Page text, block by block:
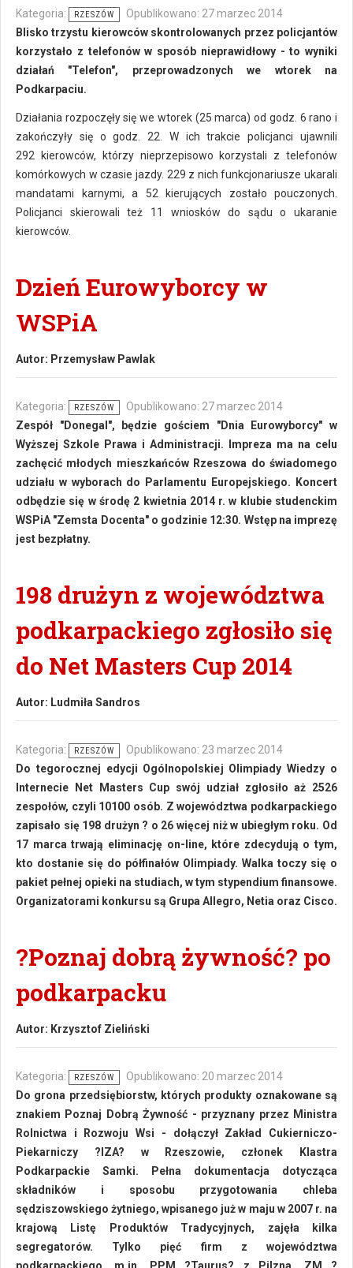
Kategoria: RZESZÓW
Opublikowano: 27 marzec 2014
Blisko trzystu kierowców skontrolowanych przez policjantów
korzystało z telefonów w sposób nieprawidłowy - to wyniki
działań "Telefon", przeprowadzonych we wtorek na
Podkarpaciu.
Działania rozpoczęły się we wtorek (25 marca) od godz. 6 rano i
zakończyły się o godz. 22. W ich trakcie policjanci ujawnili
292 kierowców, którzy nieprzepisowo korzystali z telefonów
komórkowych w czasie jazdy. 229 z nich funkcjonariusze ukarali
mandatami karnymi, a 52 kierujących zostało pouczonych.
Policjanci skierowali też 11 wniosków do sądu o ukaranie
kierowców.
Dzień Eurowyborcy w
WSPiA
Autor: Przemysław Pawlak
Kategoria: RZESZÓW
Opublikowano: 27 marzec 2014
Zespół "Donegal", będzie gościem "Dnia Eurowyborcy" w
Wyższej Szkole Prawa i Administracji. Impreza ma na celu
zachęcić młodych mieszkańców Rzeszowa do świadomego
udziału w wyborach do Parlamentu Europejskiego. Koncert
odbędzie się w środę 2 kwietnia 2014 r. w klubie studenckim
WSPiA "Zemsta Docenta" o godzinie 12:30. Wstęp na imprezę
jest bezpłatny.
198 drużyn z województwa
podkarpackiego zgłosiło się
do Net Masters Cup 2014
Autor: Ludmiła Sandros
Kategoria: RZESZÓW
Opublikowano: 23 marzec 2014
Do tegorocznej edycji Ogólnopolskiej Olimpiady Wiedzy o
Internecie Net Masters Cup swój udział zgłosiło aż 2526
zespołów, czyli 10100 osób. Z województwa podkarpackiego
zapisało się 198 drużyn ? o 26 więcej niż w ubiegłym roku. Od
17 marca trwają eliminację on-line, które zdecydują o tym,
kto dostanie się do półfinałów Olimpiady. Walka toczy się o
pakiet pełnej opieki na studiach, w tym stypendium finansowe.
Organizatorami konkursu są Grupa Allegro, Netia oraz Cisco.
?Poznaj dobrą żywność? po
podkarpacku
Autor: Krzysztof Zieliński
Kategoria: RZESZÓW
Opublikowano: 20 marzec 2014
Do grona przedsiębiorstw, których produkty oznakowane są
znakiem Poznaj Dobrą Żywność - przyznany przez Ministra
Rolnictwa i Rozwoju Wsi - dołączył Zakład Cukierniczo-
Piekarniczy ?IZA? w Rzeszowie, członek Klastra
Podkarpackie Samki. Pełna dokumentacja dotycząca
składników i sposobu przygotowania chleba
sędziszowskiego żytniego, wpisanego już w maju w 2007 r. na
krajową Listę Produktów Tradycyjnych, zajęła kilka
segregatorów. Tylko pięć firm z województwa